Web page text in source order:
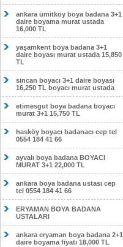
ankara ümitköy boya badana 3+1
daire boyama murat ustada
16,000 TL
yaşamkent boya badana 3+1
daire boyası murat ustada 15,850
TL
sincan boyacı 3+1 daire boyası
16,250 TL boyacı murat ustada
etimesgut boya badana boyacı
murat 3+1 15,750 TL
hasköy boyacı badanacı cep tel
0554 184 41 66
ayvalı boya badana BOYACI
MURAT 3+1 22,000 TL
ankara boya badana ustası cep
tel 0554 184 41 66
ERYAMAN BOYA BADANA
USTALARI
ankara eryaman boya badana 2+1
daire boyama fiyatı 18,000 TL